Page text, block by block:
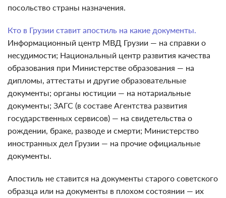
посольство страны назначения.
Кто в Грузии ставит апостиль на какие документы.
Информационный центр МВД Грузии — на справки о
несудимости; Национальный центр развития качества
образования при Министерстве образования — на
дипломы, аттестаты и другие образовательные
документы; органы юстиции — на нотариальные
документы; ЗАГС (в составе Агентства развития
государственных сервисов) — на свидетельства о
рождении, браке, разводе и смерти; Министерство
иностранных дел Грузии — на прочие официальные
документы.
Апостиль не ставится на документы старого советского
образца или на документы в плохом состоянии — их